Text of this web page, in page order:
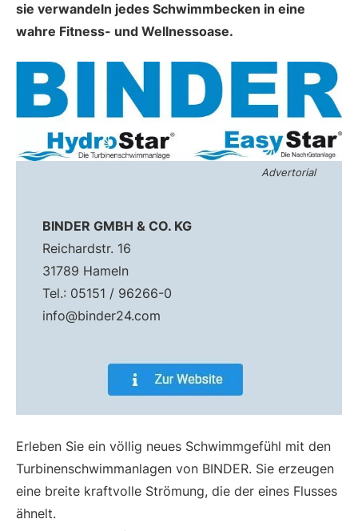
sie verwandeln jedes Schwimmbecken in eine
wahre Fitness- und Wellnessoase.
Advertorial
BINDER GMBH & CO. KG
Reichardstr. 16
31789 Hameln
Tel.: 05151 / 96266-0
info@binder24.com
Erleben Sie ein völlig neues Schwimmgefühl mit den
Turbinenschwimmanlagen von BINDER. Sie erzeugen
eine breite kraftvolle Strömung, die der eines Flusses
ähnelt.